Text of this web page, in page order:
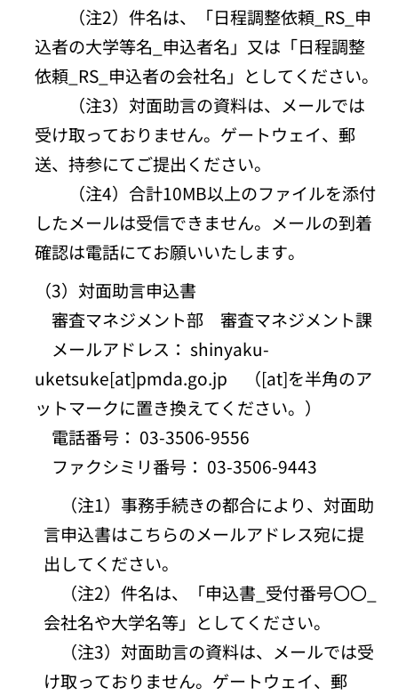
（注2）件名は、「日程調整依頼_RS_申
込者の大学等名_申込者名」又は「日程調整
依頼_RS_申込者の会社名」としてください。
（注3）対面助言の資料は、メールでは
受け取っておりません。ゲートウェイ、郵
送、持参にてご提出ください。
（注4）合計10MB以上のファイルを添付
したメールは受信できません。メールの到着
確認は電話にてお願いいたします。
（3）対面助言申込書
審査マネジメント部 審査マネジメント課
メールアドレス： shinyaku-
uketsuke[at]pmda.go.jp （[at]を半角のア
ットマークに置き換えてください。）
電話番号： 03-3506-9556
ファクシミリ番号： 03-3506-9443
（注1）事務手続きの都合により、対面助
言申込書はこちらのメールアドレス宛に提
出してください。
（注2）件名は、「申込書_受付番号〇〇_
会社名や大学名等」としてください。
（注3）対面助言の資料は、メールでは受
け取っておりません。ゲートウェイ、郵